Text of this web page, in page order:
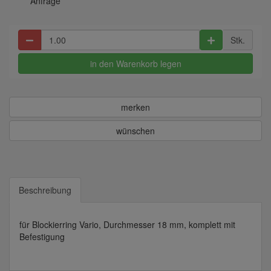
Stk.
in den Warenkorb legen
merken
wünschen
Beschreibung
für Blockierring Vario, Durchmesser 18 mm, komplett mit
Befestigung